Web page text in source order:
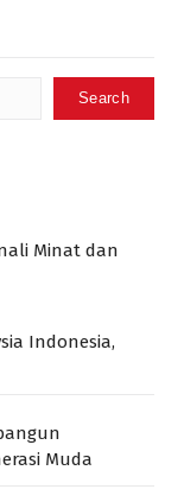
Search
Minat dan
Indonesia,
Muda